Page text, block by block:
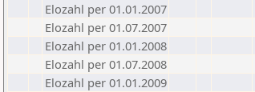
Elozahl per 01.01.2007
Elozahl per 01.07.2007
Elozahl per 01.01.2008
Elozahl per 01.07.2008
Elozahl per 01.01.2009